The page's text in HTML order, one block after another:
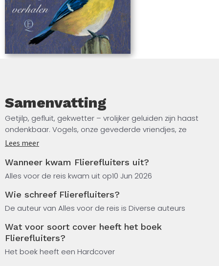
Samenvatting
Getjilp, gefluit, gekwetter – vrolijker geluiden zijn haast
ondenkbaar. Vogels, onze gevederde vriendjes, ze
oefenen een uitzonderlijke aantrekkingskracht op ons uit.
bestuderen, hun vlucht te volgen, hun verenpracht te
bejubelen.
En wie droomt er niet van om te kunnen vliegen als een
vogel en vanuit de hoogte over de wereld uit te kijken? In
bijeengebracht van bekende vogelaars en beroemde
schrijvers. Annie M.G.
Lees meer
Wanneer kwam Flierefluiters uit?
Alles voor de reis kwam uit op10 Jun 2026
Wie schreef Flierefluiters?
De auteur van Alles voor de reis is Diverse auteurs
Wat voor soort cover heeft het boek
Flierefluiters?
Het boek heeft een Hardcover